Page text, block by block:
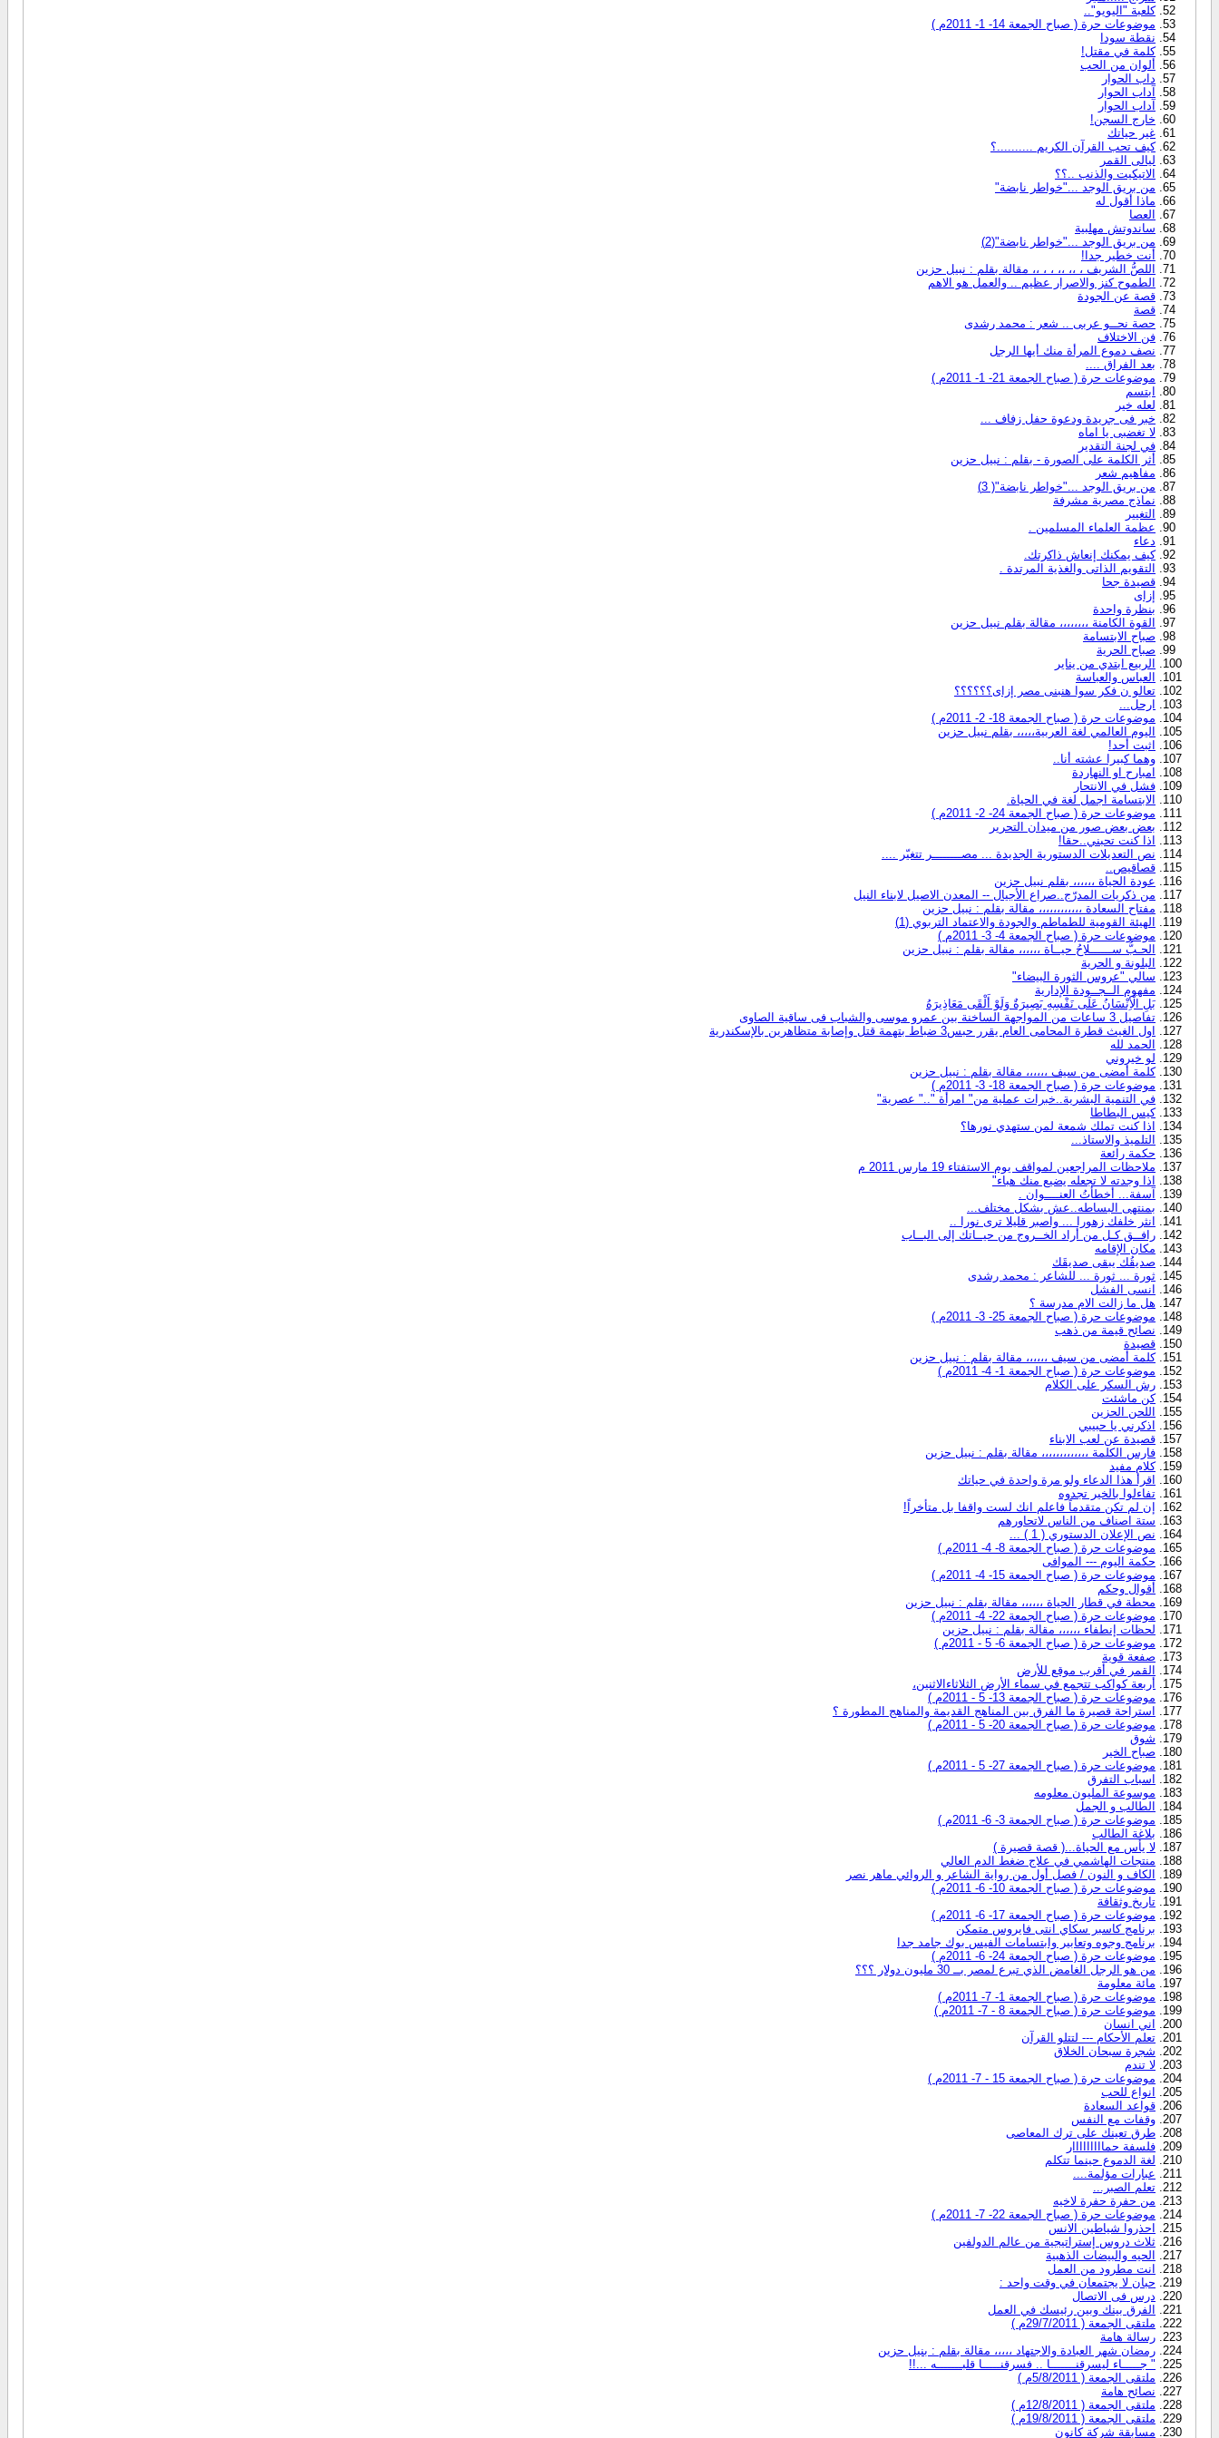
كلعبة "اليويو"..
موضوعات حرة ( صباح الجمعة 14- 1- 2011م )
نقطة سودا
كلمة في مقتل!
ألوان من الحب
داب الحوار
آداب الحوار
آداب الحوار
خارج السجن!
غير حياتك
كيف تحب القرآن الكريم ..........؟
ليالى القمر
الاتيكيت والذنب ..؟؟
من بريق الوجد ..."خواطر نابضة"
ماذا أقول له
العصا
ساندوتش مهلبية
من بريق الوجد ..."خواطر نابضة"(2)
أنت خطير جدا!
اللصُّ الشريف ، ،، ،، ، ، ،، مقالة بقلم : نبيل حزين
الطموح كنز والاصرار عظيم .. والعمل هو الاهم
قصة عن الجودة
قصة
حصة نحــو عربى .. شعر : محمد رشدى
فن الاختلاف
نصف دموع المرأة منك أيها الرجل
بعد الفراق ....
موضوعات حرة ( صباح الجمعة 21- 1- 2011م )
ابتسم
لعله خير
خبر فى جريدة ودعوة حفل زفاف ...
لا تغضبى يا اماه
في لجنة التقدير
أثر الكلمة على الصورة - بقلم : نبيل حزين
مفاهيم شعر
من بريق الوجد ..."خواطر نابضة"( 3)
نماذج مصرية مشرفة
التغيير
عظمة العلماء المسلمين .
دعاء
كيف يمكنك إنعاش ذاكرتك.
التقويم الذاتى والغذية المرتدة .
قصيدة جحا
إزاى
بنظرة واحدة
القوة الكامنة ،،،،،،،، مقالة بقلم نبيل حزين
صباح الابتسامة
صباح الحرية
الربيع ابتدي من يناير
العباس والعباسة
تعالو ن فكر سوا هنبنى مصر إزاى؟؟؟؟؟؟
ارحل...
موضوعات حرة ( صباح الجمعة 18- 2- 2011م )
اليوم العالمي لغة العربية،،،،، بقلم نبيل حزين
اثبت أحد!
وهما كبيرا عشته أنا..
امبارح او النهاردة
فشل في الانتحار
الابتسامة اجمل لغة في الحياة.
موضوعات حرة ( صباح الجمعة 24- 2- 2011م )
بعض بعض صور من ميدان التحرير
اذا كنت تحبني..حقا!
نص التعديلات الدستورية الجديدة ... مصــــــــر تتغيّر ....
قصاقيص..
عودة الحياة ،،،،،، بقلم نبيل حزين
من ذكريات المدرّج..صراع الأجيال -- المعدن الاصيل لابناء النيل
مفتاح السعادة ،،،،،،،،،،،، مقالة بقلم : نبيل حزين
الهيئة القومية للطماطم والجودة والاعتماد التربوي (1)
موضوعات حرة ( صباح الجمعة 4- 3- 2011م )
الحـبُّ ســــــلاحُ حيــاة ،،،،،، مقالة بقلم : نبيل حزين
البلونة و الحرية
سالي "عروس الثورة البيضاء"
مفهوم الــجــودة الإدارية
بَلِ الْأِنْسَانُ عَلَى نَفْسِهِ بَصِيرَةٌ وَلَوْ أَلْقَى مَعَاذِيرَهُ
تفاصيل 3 ساعات من المواجهة الساخنة بين عمرو موسى والشباب فى ساقية الصاوى
اول الغيث قطرة المحامى العام يقرر حبس3 ضباط بتهمة قتل وإصابة متظاهرين بالإسكندرية
الحمد لله
لو خيروني
كلمة أمضى من سيف ،،،،،، مقالة بقلم : نبيل حزين
موضوعات حرة ( صباح الجمعة 18- 3- 2011م )
في التنمية البشرية..خبرات عملية من" امرأة ".." عصرية"
كيس البطاطا
اذا كنت تملك شمعة لمن ستهدي نورها؟
التلميذ والاستاذ...
حكمة رائعة
ملاحظات المراجعين لمواقف يوم الاستفتاء 19 مارس 2011 م
اذا وجدته لا تجعله يضيع منك هباء"
آسفة... أخطأتُ العنــــوان .
بمنتهى البساطه..عش بشكل مختلف...
انثر خلفك زهورا ... واصبر قليلا ترى نورا ..
رافــق كـل من أراد الخــروج من حيــاتك إلى البــاب
مكان الإقامه
صديقُك يبقى صديقَك
ثورة ... ثورة ... للشاعر : محمد رشدى
انسى الفشل
هل ما زالت الام مدرسة ؟
موضوعات حرة ( صباح الجمعة 25- 3- 2011م )
نصائح قيمة من ذهب
قصيدة
كلمة أمضى من سيف ،،،،،، مقالة بقلم : نبيل حزين
موضوعات حرة ( صباح الجمعة 1- 4- 2011م )
رش السكر على الكلام
كن ماشئت
اللحن الحزين
اذكرني يا حبيبي
قصيدة عن لعب الابناء
فارس الكلمة ،،،،،،،،،،،،، مقالة بقلم : نبيل حزين
كلام مفيد
اقرأ هذا الدعاء ولو مرة واحدة في حياتك
تفاءلوا بالخير تجدوه
إن لم تكن متقدماً فاعلم انك لست واقفا بل متأخراً!
ستة اصناف من الناس لاتحاورهم
نص الإعلان الدستوري ( 1 ) ...
موضوعات حرة ( صباح الجمعة 8- 4- 2011م )
حكمة اليوم --- الموافى
موضوعات حرة ( صباح الجمعة 15- 4- 2011م )
أقوال وحكم
محطة في قطار الحياة ،،،،،، مقالة بقلم : نبيل حزين
موضوعات حرة ( صباح الجمعة 22- 4- 2011م )
لحظات إنطفاء ،،،،،، مقالة بقلم : نبيل حزين
موضوعات حرة ( صباح الجمعة 6- 5 - 2011م )
صفعة قوية
القمر في أقرب موقع للأرض
أربعة كواكب تتجمع في سماء الأرض الثلاثاءالاثنين،
موضوعات حرة ( صباح الجمعة 13- 5 - 2011م )
استراحة قصيرة ما الفرق بين المناهج القديمة والمناهج المطورة ؟
موضوعات حرة ( صباح الجمعة 20- 5 - 2011م )
شوق
صباح الخير
موضوعات حرة ( صباح الجمعة 27- 5 - 2011م )
اسباب التفرق
موسوعة المليون معلومه
الطالب و الجمل
موضوعات حرة ( صباح الجمعة 3- 6- 2011م )
بلاغة الطالب
لا يأس مع الحياة...( قصة قصيرة )
منتجات الهاشمي في علاج ضغط الدم العالي
الكاف و النون / فصل أول من رواية الشاعر و الروائي ماهر نصر
موضوعات حرة ( صباح الجمعة 10- 6- 2011م )
تاريخ وثقافة
موضوعات حرة ( صباح الجمعة 17- 6- 2011م )
برنامج كاسبر سكاي انتى فايروس متمكن
برنامج وجوه وتعابير وابتسامات الفيس بوك جامد جدا
موضوعات حرة ( صباح الجمعة 24- 6- 2011م )
من هو الرجل الغامض الذي تبرع لمصر بــ 30 مليون دولار ؟؟؟
مائة معلومة
موضوعات حرة ( صباح الجمعة 1- 7- 2011م )
موضوعات حرة ( صباح الجمعة 8 - 7- 2011م )
اني انسان
تعلم الأحكام --- لتتلو القرآن
شجرة سبحان الخلاق
لا تندم
موضوعات حرة ( صباح الجمعة 15 - 7- 2011م )
انواع للحب
قواعد السعادة
وقفات مع النفس
طرق تعينك على ترك المعاصى
فلسفة حمااااااااار
لغة الدموع حينما تتكلم
عبارات مؤلمة....
تعلم الصبر...
من حفرة حفرة لاخيه
موضوعات حرة ( صباح الجمعة 22- 7- 2011م )
احذروا شياطين الانس
ثلاث دروس إستراتيجية من عالم الدولفين
الحيه والبيضات الذهبية
انت مطرود من العمل
حبان لا يجتمعان في وقت واحد :
درس فى الاتصال
الفرق بينك وبين رئيسك في العمل
ملتقى الجمعة ( 29/7/2011م )
رسالة هامة
رمضان شهر العبادة والاجتهاد ،،،،، مقالة بقلم : بنيل حزين
" جـــــاء ليسرقنـــــــا .. فسرقنـــــا قلبـــــــه ...!!
ملتقى الجمعة ( 5/8/2011م )
نصائح هامة
ملتقى الجمعة ( 12/8/2011م )
ملتقى الجمعة ( 19/8/2011م )
مسابقة شركة كانون